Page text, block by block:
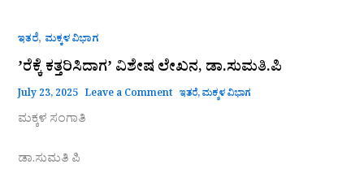
ಇತರೆ, ಮಕ್ಕಳ ವಿಭಾಗ
ʼರೆಕ್ಕೆ ಕತ್ತರಿಸಿದಾಗʼ ವಿಶೇಷ ಲೇಖನ, ಡಾ.ಸುಮತಿ.ಪಿ
July 23, 2025 Leave a Comment ಇತರೆ,ಮಕ್ಕಳ ವಿಭಾಗ
ಮಕ್ಕಳ ಸಂಗಾತಿ
ಡಾ.ಸುಮತಿ ಪಿ